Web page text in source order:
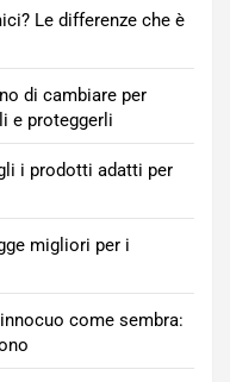
Le differenze che è
di cambiare per
e proteggerli
i prodotti adatti per
migliori per i
come sembra: